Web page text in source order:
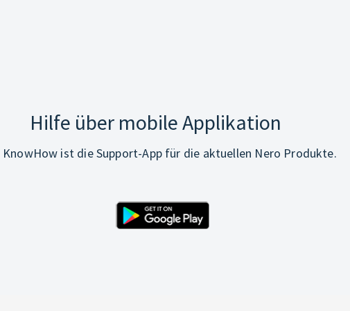
Hilfe über mobile Applikation
ist die Support-App für die aktuellen Nero Produkte.